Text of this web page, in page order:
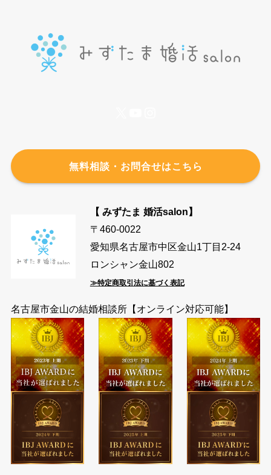
無料相談・お問合せはこちら
【 みずたま 婚活salon】
〒460-0022
愛知県名古屋市中区金山1丁目2-24
ロンシャン金山802
≫特定商取引法に基づく表記
名古屋市金山の結婚相談所【オンライン対応可能】